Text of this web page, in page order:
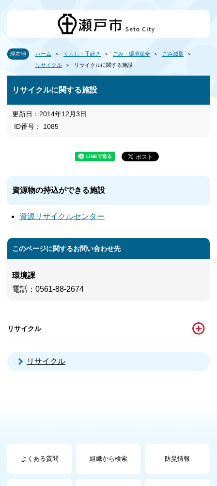
現在地 ホーム くらし・手続き ごみ・環境保全
ごみ減量
リサイクル
リサイクルに関する施設
リサイクルに関する施設
更新日：2014年12月3日
ID番号： 1085
資源物の持込ができる施設
資源リサイクルセンター
このページに関するお問い合わせ先
環境課
電話 ：0561-88-2674
リサイクル
リサイクル
よくある質問 組織から検索 防災情報